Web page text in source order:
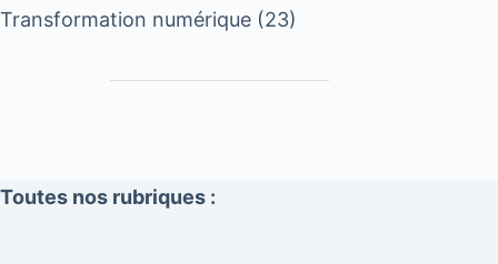
Transformation numérique (23)
Toutes nos rubriques :